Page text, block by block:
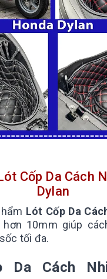
Cốp Da Cách
Dylan
Lót Cốp Da
hơn 10mm giúp
tối đa.
Da Cách